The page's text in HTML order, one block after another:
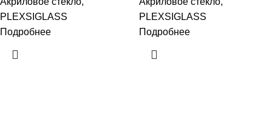
PLEXSIGLASS
Подробнее
PLEXSIGLASS
Подробнее